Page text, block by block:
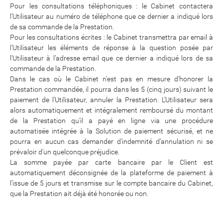
Pour les consultations téléphoniques : le Cabinet contactera
l’Utilisateur au numéro de téléphone que ce dernier a indiqué lors
de sa commande de la Prestation.
Pour les consultations écrites : le Cabinet transmettra par email à
l’Utilisateur les éléments de réponse à la question posée par
l’Utilisateur à l’adresse email que ce dernier a indiqué lors de sa
commande de la Prestation.
Dans le cas où le Cabinet n’est pas en mesure d’honorer la
Prestation commandée, il pourra dans les 5 (cinq jours) suivant le
paiement de l’Utilisateur, annuler la Prestation. L’Utilisateur sera
alors automatiquement et intégralement remboursé du montant
de la Prestation qu’il a payé en ligne via une procédure
automatisée intégrée à la Solution de paiement sécurisé, et ne
pourra en aucun cas demander d’indemnité d’annulation ni se
prévaloir d’un quelconque préjudice.
La somme payée par carte bancaire par le Client est
automatiquement déconsignée de la plateforme de paiement à
l’issue de 5 jours et transmise sur le compte bancaire du Cabinet,
que la Prestation ait déjà été honorée ou non.